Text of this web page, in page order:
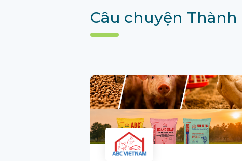
Câu chuyện Thành